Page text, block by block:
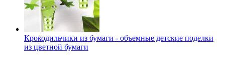
Крокодильчики из бумаги - объемные детские поделки
из цветной бумаги